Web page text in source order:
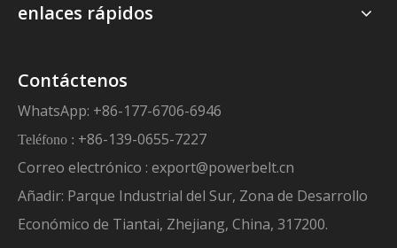
enlaces rápidos
Contáctenos
WhatsApp: +86-177-6706-6946
Teléfono : +86-139-0655-7227
Correo electrónico : export@powerbelt.cn
Añadir: Parque Industrial del Sur, Zona de Desarrollo
Económico de Tiantai, Zhejiang, China, 317200.